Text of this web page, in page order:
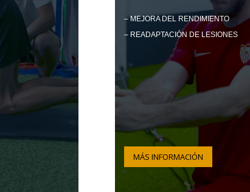
– MEJORA DEL RENDIMIENTO
– READAPTACIÓN DE LESIONES
MÁS INFORMACIÓN